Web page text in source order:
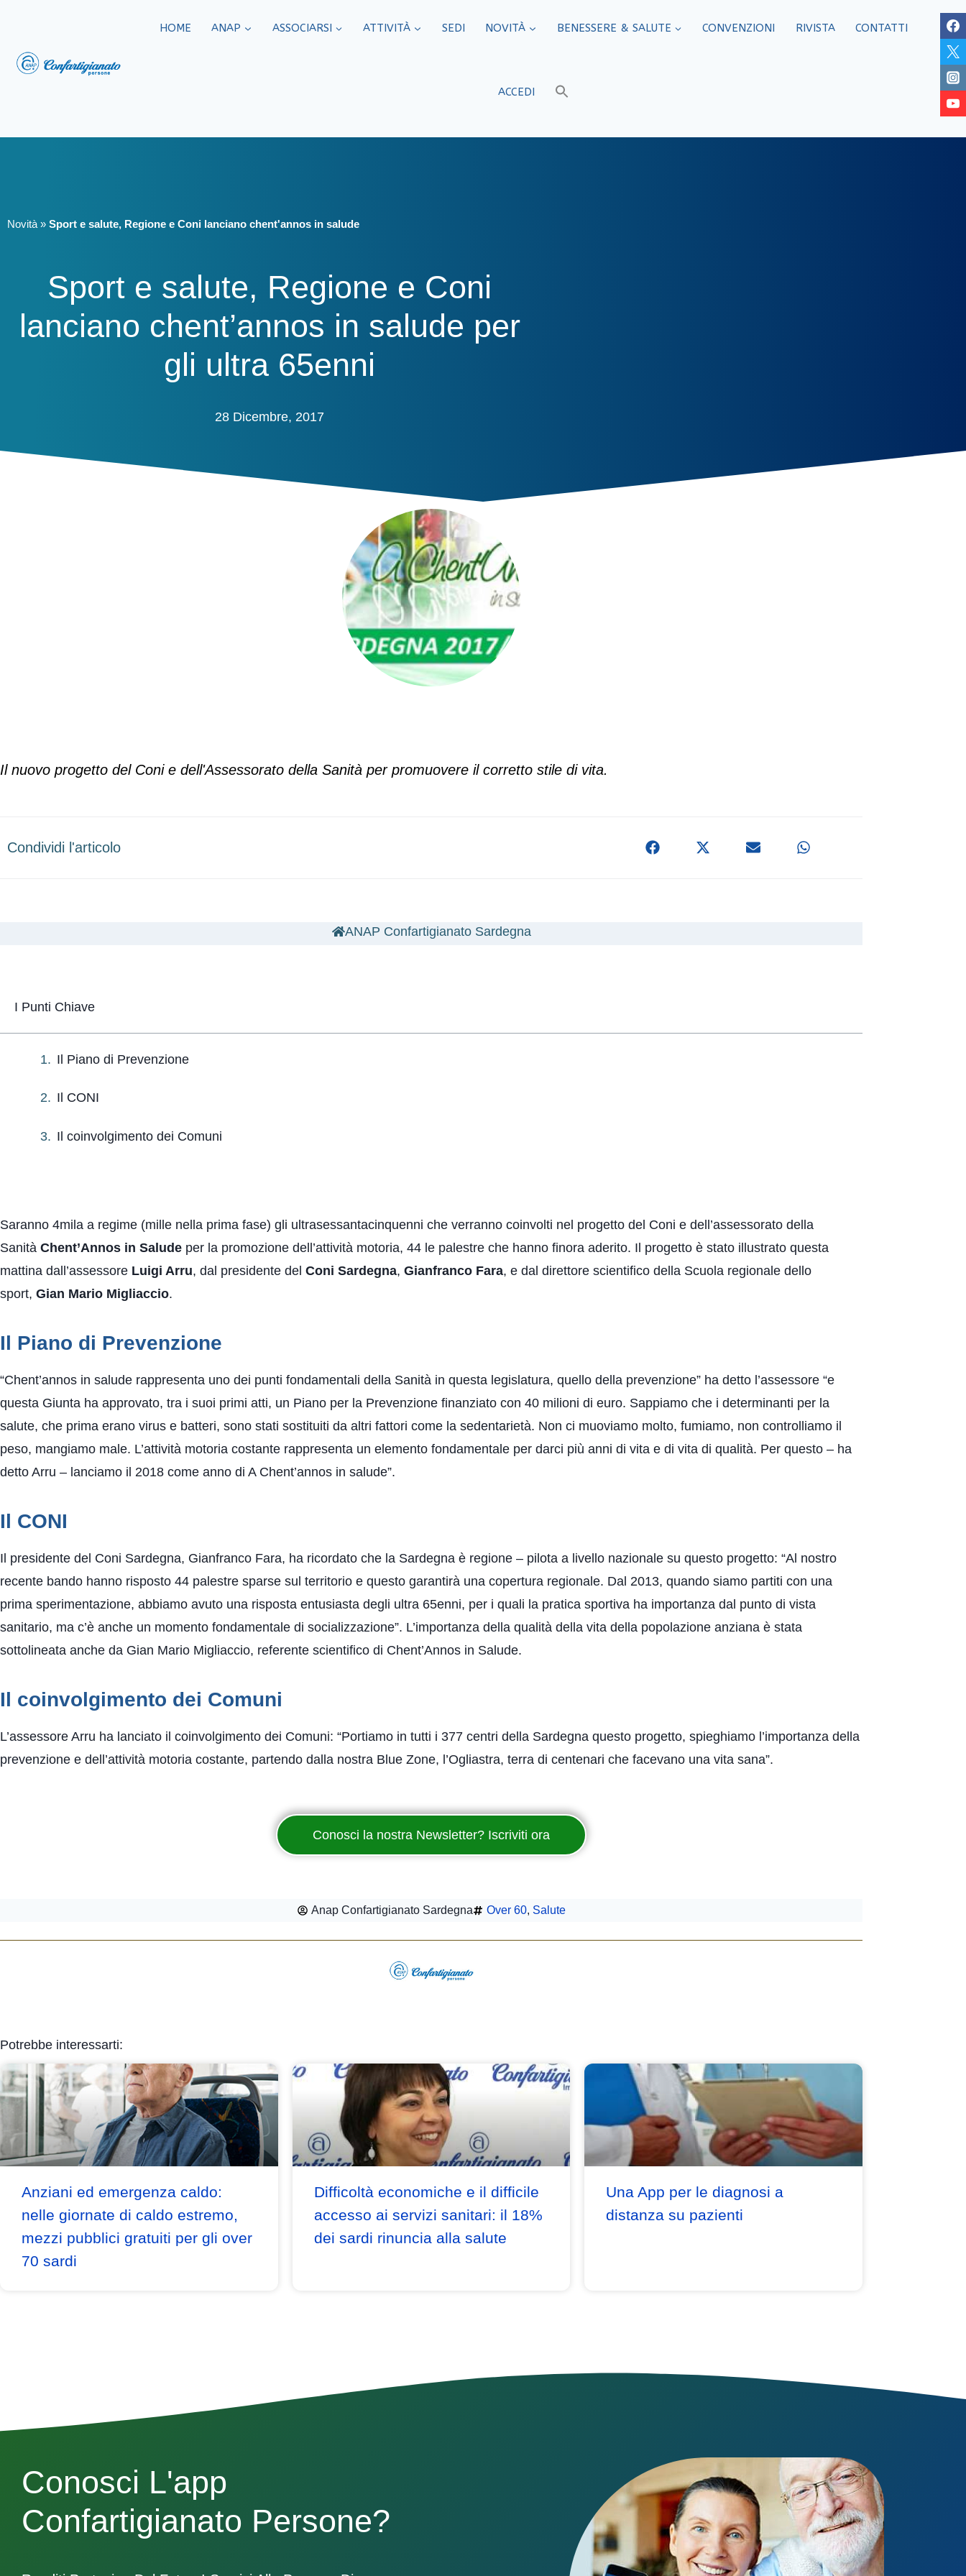
HOME ANAP ASSOCIARSI ATTIVITÀ SEDI​ NOVITÀ BENESSERE & SALUTE CONVENZIONI RIVISTA CONTATTI
ACCEDI
Novità » Sport e salute, Regione e Coni lanciano chent'annos in salude
Sport e salute, Regione e Coni
lanciano chent’annos in salude per
gli ultra 65enni
28 Dicembre, 2017
Il nuovo progetto del Coni e dell'Assessorato della Sanità per promuovere il corretto stile di vita.
Condividi l'articolo
ANAP Confartigianato Sardegna
I Punti Chiave
Il Piano di Prevenzione
Il CONI
Il coinvolgimento dei Comuni
Saranno 4mila a regime (mille nella prima fase) gli ultrasessantacinquenni che verranno coinvolti nel progetto del Coni e dell’assessorato della
Sanità Chent’Annos in Salude per la promozione dell’attività motoria, 44 le palestre che hanno finora aderito. Il progetto è stato illustrato questa
mattina dall’assessore Luigi Arru, dal presidente del Coni Sardegna, Gianfranco Fara, e dal direttore scientifico della Scuola regionale dello
sport, Gian Mario Migliaccio.
Il Piano di Prevenzione
“Chent’annos in salude rappresenta uno dei punti fondamentali della Sanità in questa legislatura, quello della prevenzione” ha detto l’assessore “e
questa Giunta ha approvato, tra i suoi primi atti, un Piano per la Prevenzione finanziato con 40 milioni di euro. Sappiamo che i determinanti per la
salute, che prima erano virus e batteri, sono stati sostituiti da altri fattori come la sedentarietà. Non ci muoviamo molto, fumiamo, non controlliamo il
peso, mangiamo male. L’attività motoria costante rappresenta un elemento fondamentale per darci più anni di vita e di vita di qualità. Per questo – ha
detto Arru – lanciamo il 2018 come anno di A Chent’annos in salude”.
Il CONI
Il presidente del Coni Sardegna, Gianfranco Fara, ha ricordato che la Sardegna è regione – pilota a livello nazionale su questo progetto: “Al nostro
recente bando hanno risposto 44 palestre sparse sul territorio e questo garantirà una copertura regionale. Dal 2013, quando siamo partiti con una
prima sperimentazione, abbiamo avuto una risposta entusiasta degli ultra 65enni, per i quali la pratica sportiva ha importanza dal punto di vista
sanitario, ma c’è anche un momento fondamentale di socializzazione”. L’importanza della qualità della vita della popolazione anziana è stata
sottolineata anche da Gian Mario Migliaccio, referente scientifico di Chent’Annos in Salude.
Il coinvolgimento dei Comuni
L’assessore Arru ha lanciato il coinvolgimento dei Comuni: “Portiamo in tutti i 377 centri della Sardegna questo progetto, spieghiamo l’importanza della
prevenzione e dell’attività motoria costante, partendo dalla nostra Blue Zone, l’Ogliastra, terra di centenari che facevano una vita sana”.
Conosci la nostra Newsletter? Iscriviti ora
Anap Confartigianato Sardegna Over 60, Salute
Potrebbe interessarti:
Anziani ed emergenza caldo:
nelle giornate di caldo estremo,
mezzi pubblici gratuiti per gli over
70 sardi
Difficoltà economiche e il difficile
accesso ai servizi sanitari: il 18%
dei sardi rinuncia alla salute
Una App per le diagnosi a
distanza su pazienti
Conosci L'app
Confartigianato Persone?